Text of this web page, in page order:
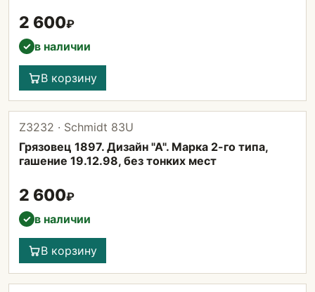
2 600₽
✓ в наличии
В корзину
Z3232 · Schmidt 83U
Грязовец 1897. Дизайн "А". Марка 2-го типа,
гашение 19.12.98, без тонких мест
2 600₽
✓ в наличии
В корзину